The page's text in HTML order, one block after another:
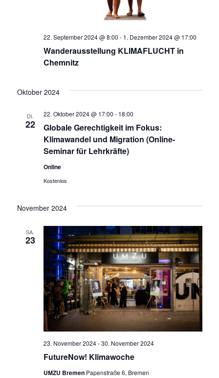
Wanderausstellung KLIMAFLUCHT in
Chemnitz
22. September 2024 @ 8:00 - 1. Dezember 2024 @ 17:00
Oktober 2024
DI.
22
Globale Gerechtigkeit im Fokus:
Klimawandel und Migration (Online-
Seminar für Lehrkräfte)
22. Oktober 2024 @ 17:00 - 18:00
Online
Kostenlos
November 2024
SA.
23
FutureNow! Klimawoche
23. November 2024-30. November 2024
UMZU Bremen Papenstraße 6, Bremen